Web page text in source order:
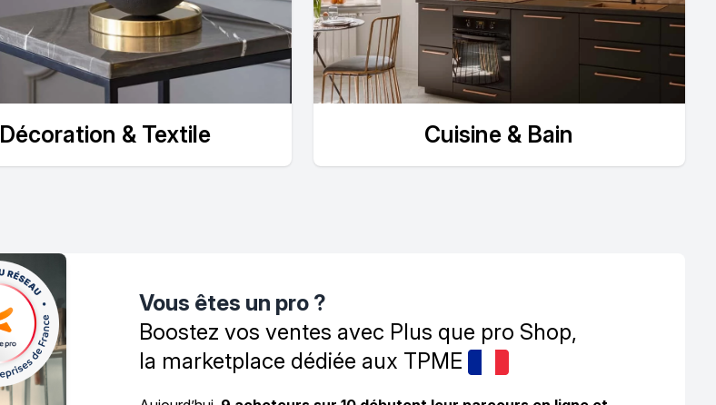
Décoration & Textile Cuisine & Bain
Vous êtes un pro ?
Boostez vos ventes avec Plus que pro Shop,
la marketplace dédiée aux TPME